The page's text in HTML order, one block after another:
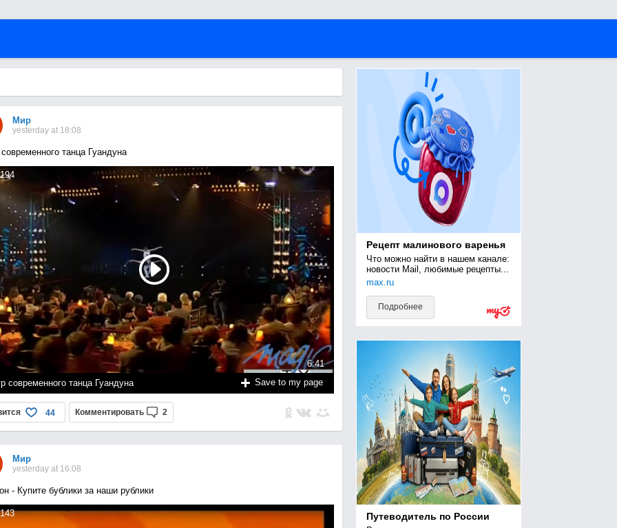
Мир
yesterday at 18:08
танца Гуандуна
6:41
194
современного танца Гуандуна Save to my page
44 Комментировать 2
Мир
yesterday at 16:08
- Купите бублики за наши рублики
143
Рецепт малинового варенья
Что можно найти в нашем канале:
новости Mail, любимые рецепты...
max.ru
Подробнее
Путеводитель по России